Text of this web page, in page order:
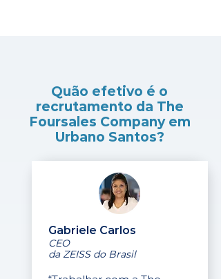
Quão efetivo é o
recrutamento da The
Foursales Company em
Urbano Santos?
Gabriele Carlos
CEO
da ZEISS do Brasil